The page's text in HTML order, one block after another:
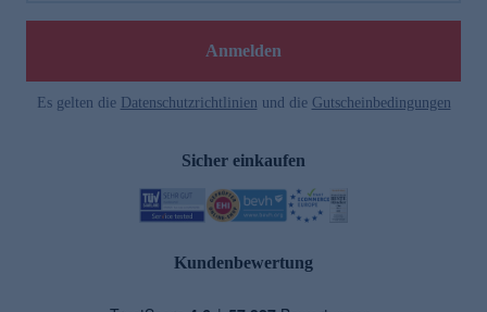
Anmelden
Es gelten die Datenschutzrichtlinien und die Gutscheinbedingungen
Sicher einkaufen
Kundenbewertung